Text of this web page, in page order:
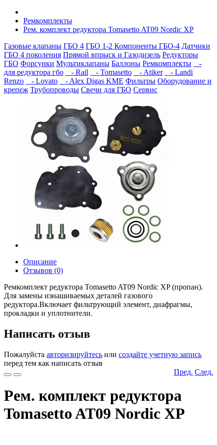
Ремкомплекты
Рем. комплект редуктора Tomasetto AT09 Nordic XP
Газовые клапаны ГБО 4 ГБО 1-2 Компоненты ГБО-4 Датчики
ГБО 4 поколения Прямой впрыск и Газодизель Редукторы
ГБО Форсунки Мультиклапаны Баллоны Ремкомплекты
-
для редуктора гбо
- Rail - Tomasetto - Atiker
- Landi
Renzo
- Lovato - Alex Digas KME Фильтры Оборудование и
крепеж Трубопроводы Свечи для ГБО Сервис
Описание
Отзывов (0)
Ремкомплект редуктора Tomasetto AT09 Nordic XP (пропан).
Для замены изнашиваемых деталей газового
редуктора.Включает фильтрующий элемент, диафрагмы,
прокладки и уплотнители.
Написать отзыв
Пожалуйста авторизируйтесь или создайте учетную запись
перед тем как написать отзыв
Пред. След.
Рем. комплект редуктора
Tomasetto AT09 Nordic XP